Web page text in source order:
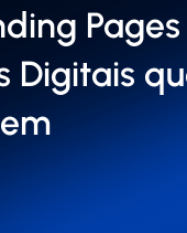
Digitais